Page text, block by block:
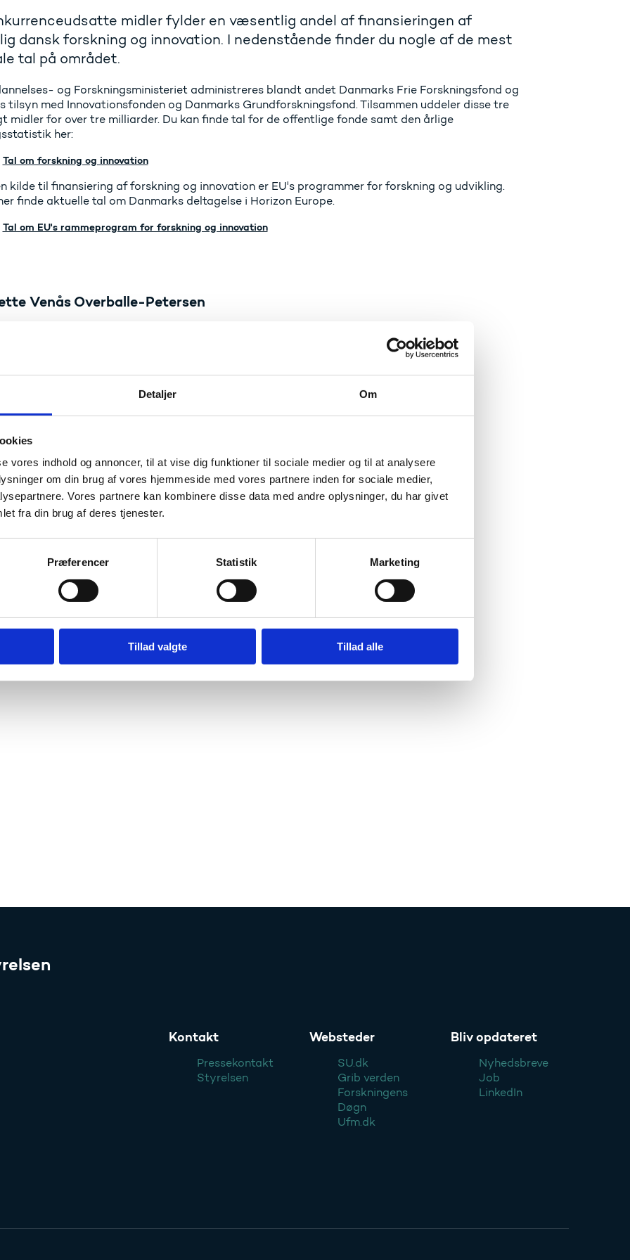
Detaljer Om
vores indhold og annoncer, til at vise dig funktioner til sociale medier og til at analysere
om din brug af vores hjemmeside med vores partnere inden for sociale medier,
Vores partnere kan kombinere disse data med andre oplysninger, du har givet
fra din brug af deres tjenester.
Præferencer Statistik Marketing
Tillad valgte Tillad alle
midler fylder en væsentlig andel af finansieringen af
dansk forskning og innovation. I nedenstående finder du nogle af de mest
tal på området.
og Forskningsministeriet administreres blandt andet Danmarks Frie Forskningsfond og
tilsyn med Innovationsfonden og Danmarks Grundforskningsfond. Tilsammen uddeler disse tre
midler for over tre milliarder. Du kan finde tal for de offentlige fonde samt den årlige
her:
Tal om forskning og innovation
kilde til finansiering af forskning og innovation er EU's programmer for forskning og udvikling.
finde aktuelle tal om Danmarks deltagelse i Horizon Europe.
Tal om EU's rammeprogram for forskning og innovation
Venås Overballe-Petersen
72318218
Kontakt
Pressekontakt
Styrelsen
Websteder
SU.dk
Grib verden
Forskningens
Døgn
Ufm.dk
Bliv opdateret
Nyhedsbreve
Job
LinkedIn